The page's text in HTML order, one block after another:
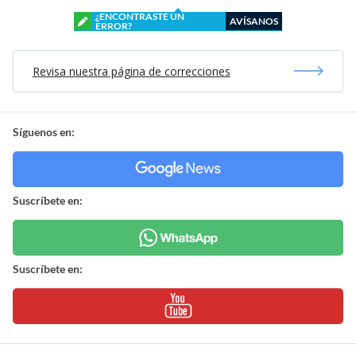
¿ENCONTRASTE UN
ERROR?
AVÍSANOS
Revisa nuestra página de correcciones
Síguenos en:
Suscríbete en:
Suscríbete en: